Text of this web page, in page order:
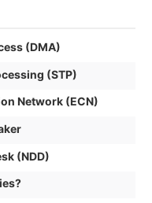
(DMA)
(STP)
Network (ECN)
(NDD)